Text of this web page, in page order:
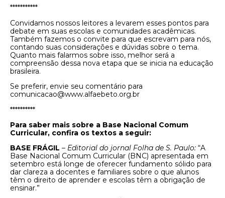
***********
Convidamos nossos leitores a levarem esses pontos para
debate em suas escolas e comunidades acadêmicas.
Também fazemos o convite para que escrevam para nós,
contando suas considerações e dúvidas sobre o tema.
Quanto mais falarmos sobre isso, melhor será a
compreensão dessa nova etapa que se inicia na educação
brasileira.
Se preferir, envie seu comentário para
comunicacao@www.alfaebeto.org.br
**********
Para saber mais sobre a Base Nacional Comum
Curricular, confira os textos a seguir:
BASE FRÁGIL – Editorial do jornal Folha de S. Paulo: “A
Base Nacional Comum Curricular (BNC) apresentada em
setembro está longe de oferecer fundamento sólido para
dar clareza a docentes e familiares sobre o que alunos
têm o direito de aprender e escolas têm a obrigação de
ensinar.”